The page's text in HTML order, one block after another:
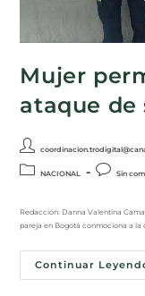
Mujer
ataque de
NACIONAL Sin
Redacción: Danna Valentina
pareja en Bogotá conmociona a la
Continuar